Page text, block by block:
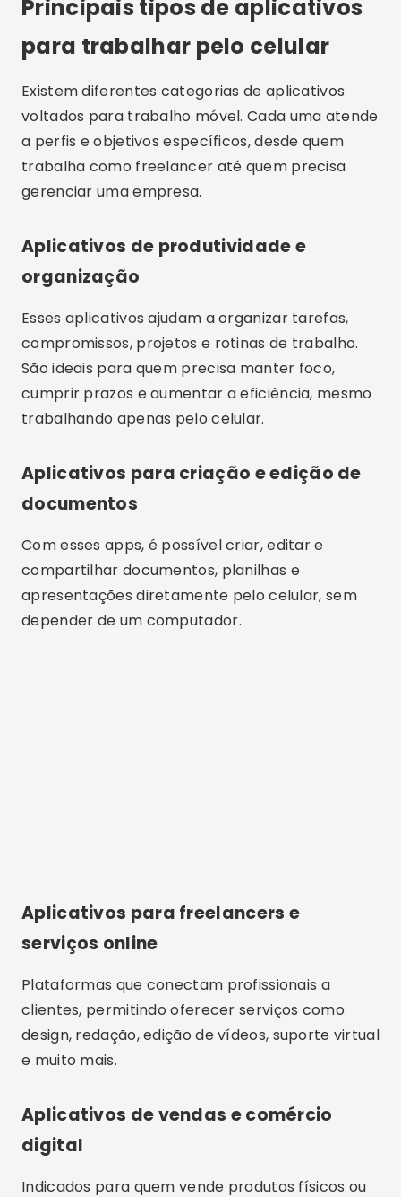
Principais tipos de aplicativos
para trabalhar pelo celular
Existem diferentes categorias de aplicativos
voltados para trabalho móvel. Cada uma atende
a perfis e objetivos específicos, desde quem
trabalha como freelancer até quem precisa
gerenciar uma empresa.
Aplicativos de produtividade e
organização
Esses aplicativos ajudam a organizar tarefas,
compromissos, projetos e rotinas de trabalho.
São ideais para quem precisa manter foco,
cumprir prazos e aumentar a eficiência, mesmo
trabalhando apenas pelo celular.
Aplicativos para criação e edição de
documentos
Com esses apps, é possível criar, editar e
compartilhar documentos, planilhas e
apresentações diretamente pelo celular, sem
depender de um computador.
Aplicativos para freelancers e
serviços online
Plataformas que conectam profissionais a
clientes, permitindo oferecer serviços como
design, redação, edição de vídeos, suporte virtual
e muito mais.
Aplicativos de vendas e comércio
digital
Indicados para quem vende produtos físicos ou